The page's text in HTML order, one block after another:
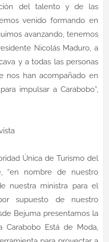
del talento y de las
venido formando en
avanzando, tenemos
Nicolás Maduro, a
y a todas las personas
nos han acompañado en
impulsar a Carabobo”,
Única de Turismo del
“en nombre de nuestro
nuestra ministra para el
supuesto de nuestro
Bejuma presentamos la
Carabobo Está de Moda,